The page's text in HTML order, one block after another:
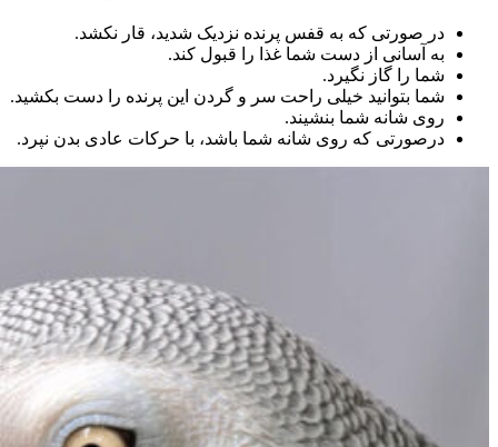
در صورتی که به قفس پرنده نزدیک شدید، قار نکشد.
به آسانی از دست شما غذا را قبول کند.
شما را گاز نگیرد.
شما بتوانید خیلی راحت سر و گردن این پرنده را دست بکشید.
روی شانه شما بنشیند.
درصورتی که روی شانه شما باشد، با حرکات عادی بدن نپرد.